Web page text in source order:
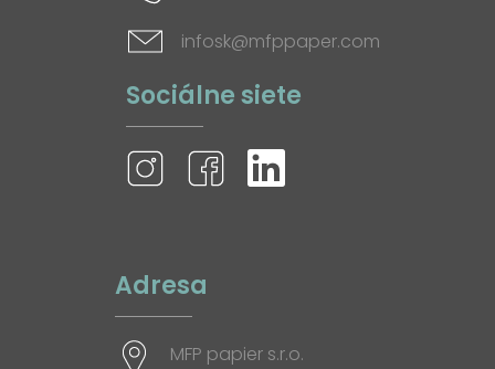
infosk@mfppaper.com
Sociálne siete
Adresa
MFP papier s.r.o.